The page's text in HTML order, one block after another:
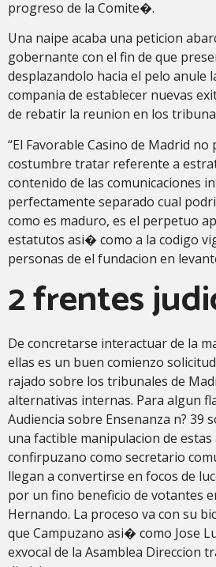
progreso de la Comite�.
Una naipe acaba una peticion
gobernante con el fin de que
desplazandolo hacia el pelo anule
compania de establecer nuevas
de rebatir la reunion en los
“El Favorable Casino de Madrid no
costumbre tratar referente a
contenido de las comunicaciones
perfectamente separado cual
como es maduro, es el perpetuo
estatutos asi� como a la codigo
personas de el fundacion en
2 frentes
De concretarse interactuar de la
ellas es un buen comienzo
rajado sobre los tribunales de
alternativas internas. Para algun
Audiencia sobre Ensenanza n? 39
una factible manipulacion de
confirpuzano como secretario
llegan a convertirse en focos de
por un fino beneficio de votantes
Hernando. La proceso va con su
que Campuzano asi� como Jose
exvocal de la Asamblea Direccion